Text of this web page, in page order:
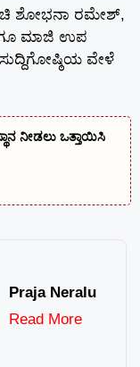
ಶೋಭನಾ ರಮೇಶ್,
ಮಾಜಿ ಉಪ
ವೇಳೆ
ನೀಡಲು ಒತ್ತಾಯಿಸಿ
Praja Neralu
Read More